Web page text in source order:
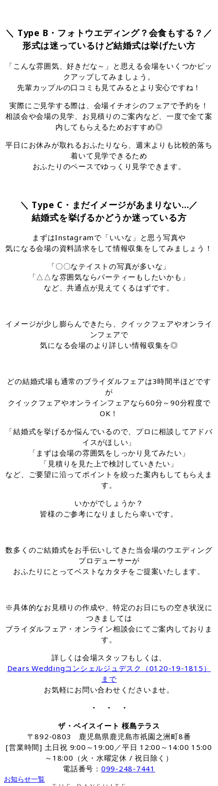
＼ Type B・フォトウエディング？会食もする？／
形式は迷っているけど結婚式は挙げたい方
「こんな雰囲気、好きだな～」と思える会場をいくつかピッ
クアップしてみましょう。
先輩カップルの口コミも見てみるとより安心ですね！
実際にご見学する際は、会場イチオシのフェアで予約を！
相談会や会場の見学、お見積りのご案内など、一度で全て案
内してもらえるためおすすめ◎
平日にお休みが取れるおふたりなら、週末よりも比較的落ち
着いて見学できるため
おふたりのペースでゆっくり見学できます。
＼ Type C・まだイメージがあまりない…／
結婚式を挙げるかどうか迷っている方
まずはInstagramで「いいな」と思う写真や
気になる会場の資料請求をして情報収集をしてみましょう！
「〇〇なテイストの写真が多いな」
「△△な雰囲気ならパーティーもしたいかも」
など、共通点が見えてくるはずです。
イメージが少し膨らんできたら、クイックフェアやオンライ
ンフェアで
気になる会場のより詳しい情報収集を◎
どの結婚式場も通常のブライダルフェアは3時間半ほどです
が
クイックフェアやオンラインフェアなら60分～90分程度で
OK！
「結婚式を挙げるか悩んでいるので、プロに相談してアドバ
イスがほしい」
「まずは会場の雰囲気をしっかり見てみたい」
「見積りを見た上で検討していきたい」
など、ご要望に沿ってポイントを絞った案内もしてもらえま
す。
いかがでしょうか？
皆様のご参考になりましたら幸いです。
数多くのご結婚式をお手伝いしてきた当会場のウエディング
プロデューサーが
おふたりにとってベストなカタチをご提案いたします。
※具体的なお見積りの作成や、特定のお日にちの空き状況に
つきましては
ブライダルフェア・オンライン相談会にてご案内しておりま
す。
詳しくは会場スタッフもしくは、
Dears Weddingコンシェルジュデスク（0120-19-1815）
まで
お気軽にお問い合わせくださいませ。
・ ・ ・
ザ・ベイスイート 桜島テラス
〒892-0803 鹿児島県鹿児島市祇園之洲町8番
[営業時間] 土日祝 9:00～19:00／平日 12:00～14:00 15:00
～18:00（火・水曜定休 / 祝日除く）
電話番号： 099-248-7441
お知らせ一覧